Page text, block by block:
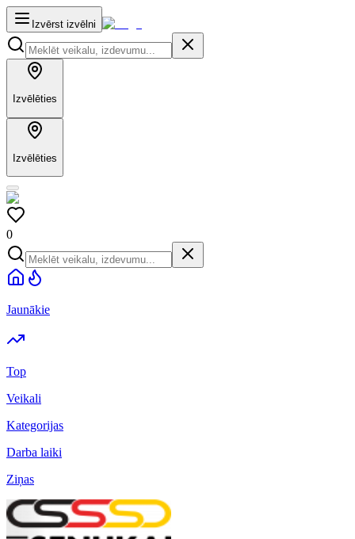
Izvērst izvēlni
Izvēlēties
Izvēlēties
0
Jaunākie
Top
Veikali
Kategorijas
Darba laiki
Ziņas